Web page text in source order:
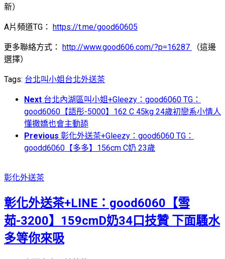
新）
A片頻道TG： https://t.me/good60605
更多聯絡方式： http://www.good606.com/?p=16287
（這邊
選擇）
Tags: 台北叫小姐 台北外送茶
Next 台北內湖區叫小姐+Gleezy：good6060 TG：
good6060【語彤-5000】162 C 45kg 24歲初戀系小情人
懂撒嬌也會主動舔
Previous 彰化外送茶+Gleezy：good6060 TG：
goodd6060【多多】156cm C奶 23歲
彰化外送茶
彰化外送茶+LINE：good6060【雪
茹-3200】159cmD奶34口技贊 下面騷水
多等你來吸